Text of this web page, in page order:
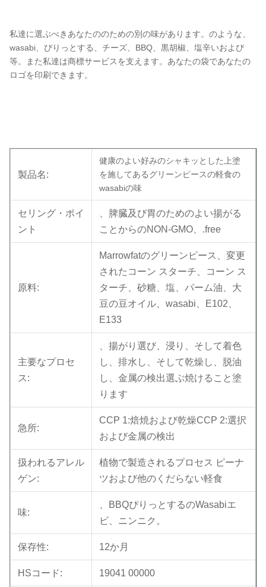
私達に選ぶべきあなたののための別の味があります。のような、
wasabi、ぴりっとする、チーズ、BBQ、黒胡椒、塩辛いおよび
等。また私達は商標サービスを支えます。あなたの袋であなたの
ロゴを印刷できます。
製品名:
健康のよい好みのシャキッとした上塗
を施してあるグリーンピースの軽食の
wasabiの味
セリング・ポイ
ント
、脾臓及び胃のためのよい揚がる
ことからのNON-GMO、.free
原料:
Marrowfatのグリーンピース、変更
されたコーン スターチ、コーン ス
ターチ、砂糖、塩、パーム油、大
豆の豆オイル、wasabi、E102、
E133
主要なプロセ
ス:
、揚がり選び、浸り、そして着色
し、排水し、そして乾燥し、脱油
し、金属の検出選ぶ焼けること塗
ります
急所:
CCP 1:焙焼および乾燥CCP 2:選択
および金属の検出
扱われるアレル
ゲン:
植物で製造されるプロセス ピーナ
ツおよび他のくだらない軽食
味:
、BBQぴりっとするのWasabiエ
ビ、ニンニク。
保存性: 12か月
HSコード: 19041 00000